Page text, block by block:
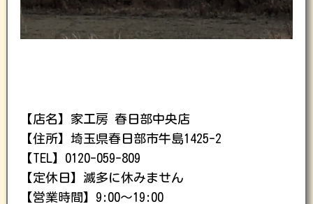
【店名】家工房 春日部中央店
【住所】埼玉県春日部市牛島1425-2
【TEL】0120-059-809
【定休日】滅多に休みません
【営業時間】9:00〜19:00